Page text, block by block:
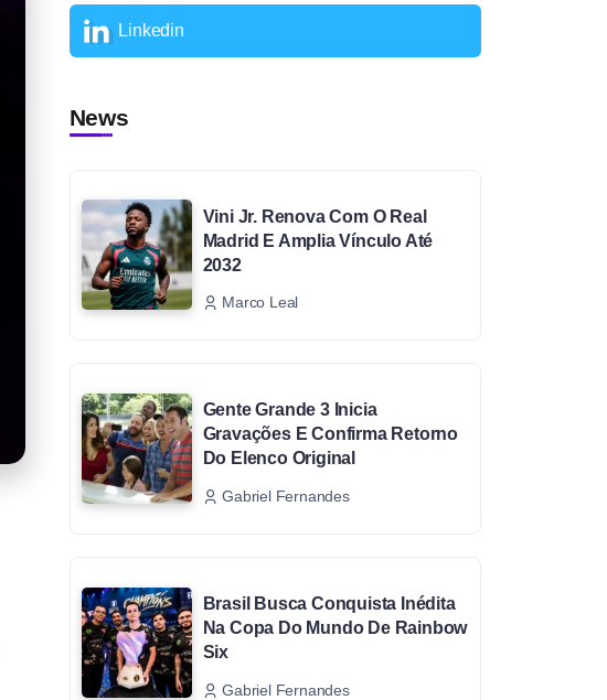
Linkedin
News
Vini Jr. Renova Com O Real
Madrid E Amplia Vínculo Até
2032
Marco Leal
Gente Grande 3 Inicia
Gravações E Confirma Retorno
Do Elenco Original
Gabriel Fernandes
Brasil Busca Conquista Inédita
Na Copa Do Mundo De Rainbow
Six
Gabriel Fernandes